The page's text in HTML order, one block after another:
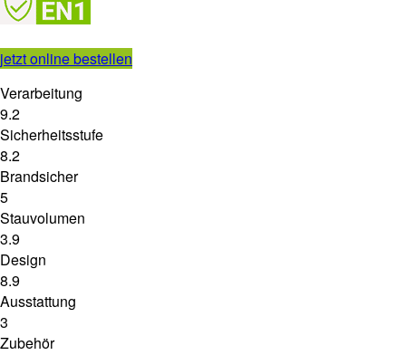
jetzt online bestellen
Verarbeitung
9.2
Sicherheitsstufe
8.2
Brandsicher
5
Stauvolumen
3.9
Design
8.9
Ausstattung
3
Zubehör